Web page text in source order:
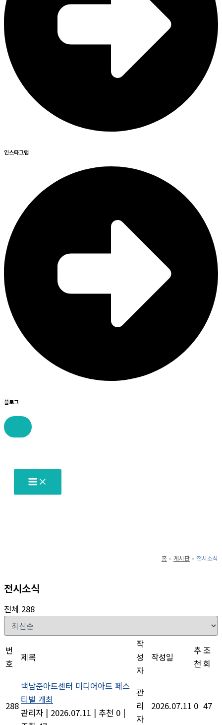
인스타그램
블로그
홈 게시판 전시소식
전시소식
전체 288
번
호
제목
작
성
자
작성일
추
천
조
회
288
백남준아트센터 미디어아트 페스
티벌 개최
관리자 | 2026.07.11 | 추천 0 |
관
리
자
2026.07.11 0 47